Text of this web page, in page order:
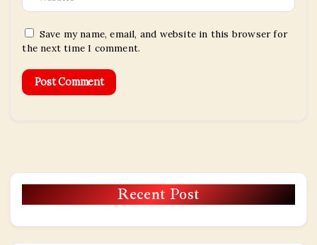
Save my name, email, and website in this browser for
the next time I comment.
Recent Post